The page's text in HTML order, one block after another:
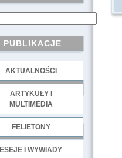
PUBLIKACJE
AKTUALNOŚCI
ARTYKUŁY I
MULTIMEDIA
FELIETONY
ESEJE I WYWIADY